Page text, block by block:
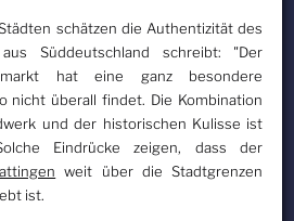
schätzen die Authentizität des
Süddeutschland schreibt: "Der
hat eine ganz besondere
nicht überall findet. Die Kombination
und der historischen Kulisse ist
Eindrücke zeigen, dass der
weit über die Stadtgrenzen
ist.